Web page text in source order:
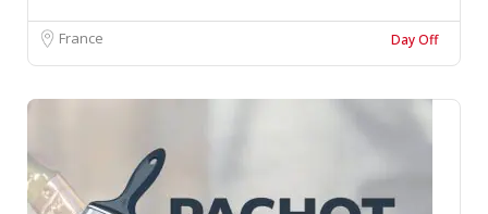
France Day Off